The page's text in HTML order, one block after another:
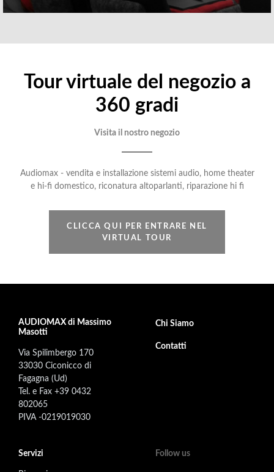
Tour virtuale del negozio a
360 gradi
Visita il nostro negozio
Audiomax - vendita e installazione sistemi audio, home theater
e hi-fi domestico, riconatura altoparlanti, riparazione hi fi
CLICCA QUI PER ENTRARE NEL
VIRTUAL TOUR
AUDIOMAX di Massimo
Masotti
Via Spilimbergo 170
33030 Ciconicco di
Fagagna (Ud)
Tel. e Fax +39 0432
802065
PIVA -0219019030
Footer secondary menu
Chi Siamo
Contatti
Servizi Follow us